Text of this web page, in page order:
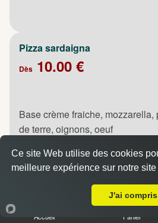
Pizza sardaigna
Dès 10.00 €
Base crème fraiche,
de terre, oignons, oeuf
10.00 €
Accueil Panier
Ce site Web utilise des cookies
meilleure expérience sur notre
J'ai compris